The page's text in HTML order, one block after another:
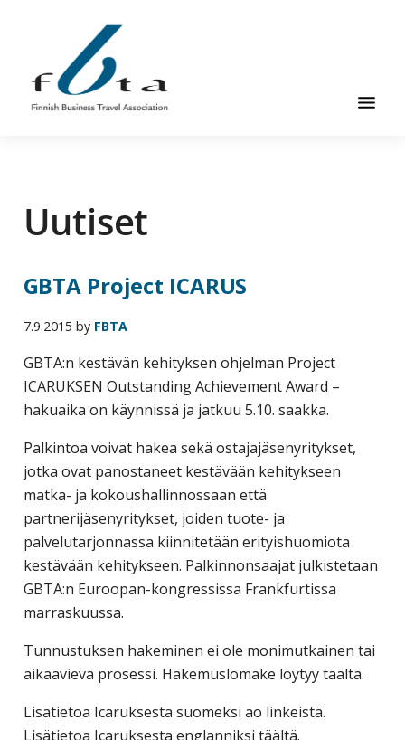
pääsisältöön
ensisijaiseen
sivupalkkiin
alatunnisteeseen
ry
FBTA
FBTA
on
palveluja
ja
niitä
elinkeinokseen
tarjoavien
järjestö,
jonka
tehtävä
on
edistää
hyvää
ja
kustannus­
matka-
ja
kokoushallintoa.
Uutiset
GBTA Project ICARUS
7.9.2015 by FBTA
GBTA:n kestävän kehityksen ohjelman Project
ICARUKSEN Outstanding Achievement Award –
hakuaika on käynnissä ja jatkuu 5.10. saakka.
Palkintoa voivat hakea sekä ostajajäsenyritykset,
jotka ovat panostaneet kestävään kehitykseen
matka- ja kokoushallinnossaan että
partnerijäsenyritykset, joiden tuote- ja
palvelutarjonnassa kiinnitetään erityishuomiota
kestävään kehitykseen. Palkinnonsaajat julkistetaan
GBTA:n Euroopan-kongressissa Frankfurtissa
marraskuussa.
Tunnustuksen hakeminen ei ole monimutkainen tai
aikaavievä prosessi. Hakemuslomake löytyy täältä.
Lisätietoa Icaruksesta suomeksi ao linkeistä.
Lisätietoa Icaruksesta englanniksi täältä.